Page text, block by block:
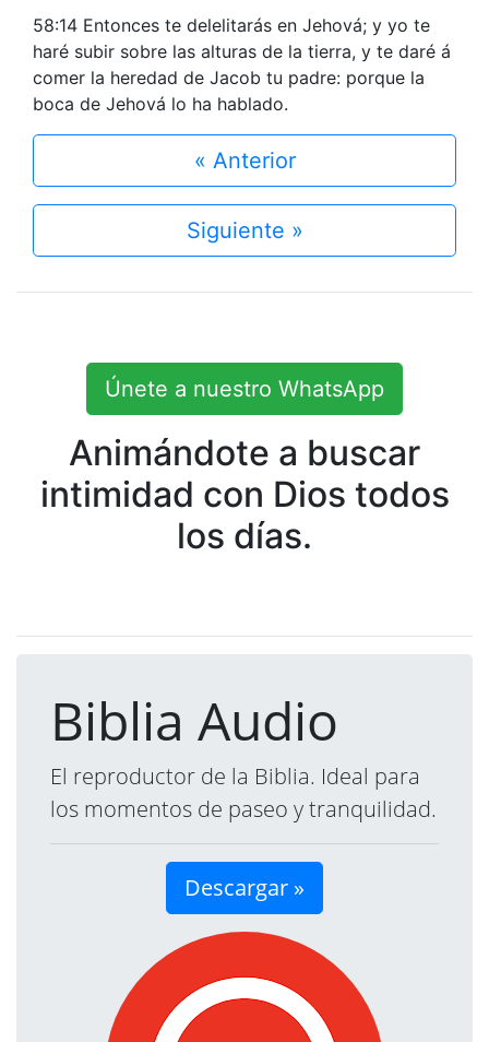
58:14 Entonces te delelitarás en Jehová; y yo te
haré subir sobre las alturas de la tierra, y te daré á
comer la heredad de Jacob tu padre: porque la
boca de Jehová lo ha hablado.
« Anterior
Siguiente »
Únete a nuestro WhatsApp
Animándote a buscar
intimidad con Dios todos
los días.
Biblia Audio
El reproductor de la Biblia. Ideal para
los momentos de paseo y tranquilidad.
Descargar »